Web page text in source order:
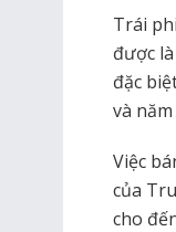
Trái
được
đặc
và
Việc
của
cho